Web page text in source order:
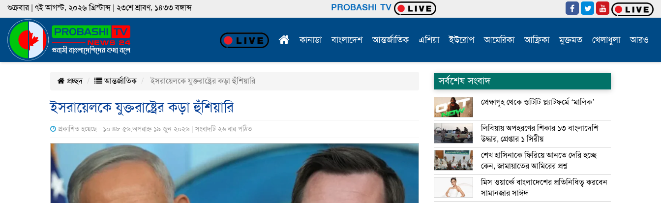
শুক্রবার | ৭ই আগস্ট, ২০২৬ খ্রিস্টাব্দ | ২৩শে শ্রাবণ, ১৪৩৩ বঙ্গাব্দ PROBASHI TV
কানাডা বাংলাদেশ আন্তর্জাতিক এশিয়া ইউরোপ আমেরিকা আফ্রিকা মুক্তমত খেলাধুলা আরও
প্রচ্ছদ আন্তর্জাতিক ইসরায়েলকে যুক্তরাষ্ট্রের কড়া হুঁশিয়ারি
ইসরায়েলকে যুক্তরাষ্ট্রের কড়া হুঁশিয়ারি
প্রকাশিত হয়েছে : ১০:৪৮:৫৬,অপরাহ্ন ১৯ জুন ২০২৬ | সংবাদটি ২৬ বার পঠিত
সর্বশেষ সংবাদ
প্রেক্ষাগৃহ থেকে ওটিটি প্ল্যাটফর্মে ‘মালিক’
লিবিয়ায় অপহরণের শিকার ১৩ বাংলাদেশি
উদ্ধার, গ্রেপ্তার ১ সিরীয়
শেখ হাসিনাকে ফিরিয়ে আনতে দেরি হচ্ছে
কেন, জামায়াতের আমিরের প্রশ্ন
মিস ওয়ার্ল্ডে বাংলাদেশের প্রতিনিধিত্ব করবেন
সামানজার সাঈদ